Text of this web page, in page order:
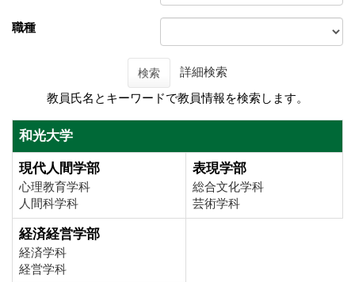
職種
検索
詳細検索
教員氏名とキーワードで教員情報を検索します。
和光大学
現代人間学部
心理教育学科
人間科学科
表現学部
総合文化学科
芸術学科
経済経営学部
経済学科
経営学科